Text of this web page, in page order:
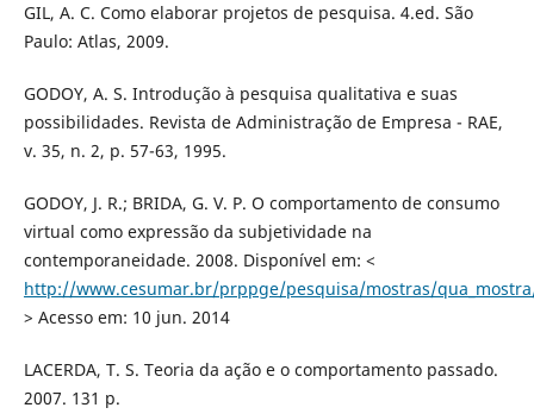
GIL, A. C. Como elaborar projetos de pesquisa. 4.ed. São
Paulo: Atlas, 2009.
GODOY, A. S. Introdução à pesquisa qualitativa e suas
possibilidades. Revista de Administração de Empresa - RAE,
v. 35, n. 2, p. 57-63, 1995.
GODOY, J. R.; BRIDA, G. V. P. O comportamento de consumo
virtual como expressão da subjetividade na
contemporaneidade. 2008. Disponível em: <
http://www.cesumar.br/prppge/pesquisa/mostras/
> Acesso em: 10 jun. 2014
LACERDA, T. S. Teoria da ação e o comportamento passado.
2007. 131 p.